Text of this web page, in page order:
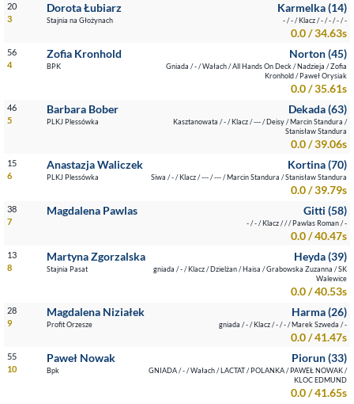
20
3
Dorota Łubiarz
Stajnia na Głożynach
Karmelka (14)
- / - / Klacz / - / - / - / -
0.0 / 34.63s
56
4
Zofia Kronhold
BPK
Norton (45)
Gniada / - / Wałach / All Hands On Deck / Nadzieja / Zofia
Kronhold / Paweł Orysiak
0.0 / 35.61s
46
5
Barbara Bober
PLKJ Plessówka
Dekada (63)
Kasztanowata / - / Klacz / --- / Deisy / Marcin Standura /
Stanisław Standura
0.0 / 39.06s
15
6
Anastazja Waliczek
PLKJ Plessówka
Kortina (70)
Siwa / - / Klacz / --- / --- / Marcin Standura / Stanisław Standura
0.0 / 39.79s
38
7
Magdalena Pawlas Gitti (58)
- / - / Klacz / / / Pawlas Roman / -
0.0 / 40.47s
13
8
Martyna Zgorzalska
Stajnia Pasat
Heyda (39)
gniada / - / Klacz / Dzielżan / Haisa / Grabowska Zuzanna / SK
Walewice
0.0 / 40.53s
28
9
Magdalena Niziałek
Profit Orzesze
Harma (26)
gniada / - / Klacz / - / - / Marek Szweda / -
0.0 / 41.47s
55
10
Paweł Nowak
Bpk
Piorun (33)
GNIADA / - / Wałach / LACTAT / POLANKA / PAWEŁ NOWAK /
KLOC EDMUND
0.0 / 41.65s